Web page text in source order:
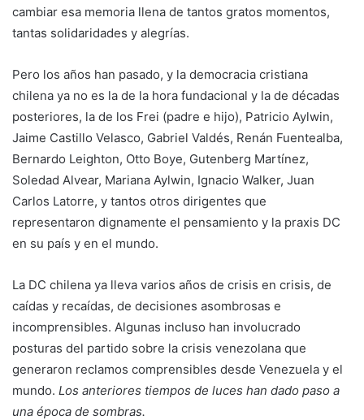
cambiar esa memoria llena de tantos gratos momentos,
tantas solidaridades y alegrías.
Pero los años han pasado, y la democracia cristiana
chilena ya no es la de la hora fundacional y la de décadas
posteriores, la de los Frei (padre e hijo), Patricio Aylwin,
Jaime Castillo Velasco, Gabriel Valdés, Renán Fuentealba,
Bernardo Leighton, Otto Boye, Gutenberg Martínez,
Soledad Alvear, Mariana Aylwin, Ignacio Walker, Juan
Carlos Latorre, y tantos otros dirigentes que
representaron dignamente el pensamiento y la praxis DC
en su país y en el mundo.
La DC chilena ya lleva varios años de crisis en crisis, de
caídas y recaídas, de decisiones asombrosas e
incomprensibles. Algunas incluso han involucrado
posturas del partido sobre la crisis venezolana que
generaron reclamos comprensibles desde Venezuela y el
mundo. Los anteriores tiempos de luces han dado paso a
una época de sombras.